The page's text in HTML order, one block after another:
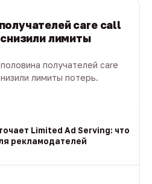
care call
лимиты
получателей care
лимиты потерь.
Limited Ad Serving: что
рекламодателей